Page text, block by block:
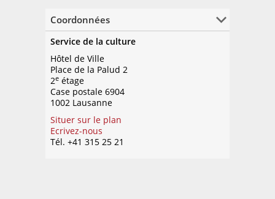
Coordonnées
Service de la culture
Hôtel de Ville
Place de la Palud 2
2eétage
Case postale 6904
1002 Lausanne
Situer sur le plan
Ecrivez-nous
Tél. +41 315 25 21